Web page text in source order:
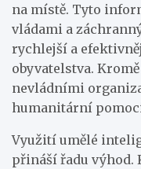
na místě. Tyto
vládami a
rychlejší a
obyvatelstva.
nevládními
humanitární
Využití umělé
přináší řadu výhod.